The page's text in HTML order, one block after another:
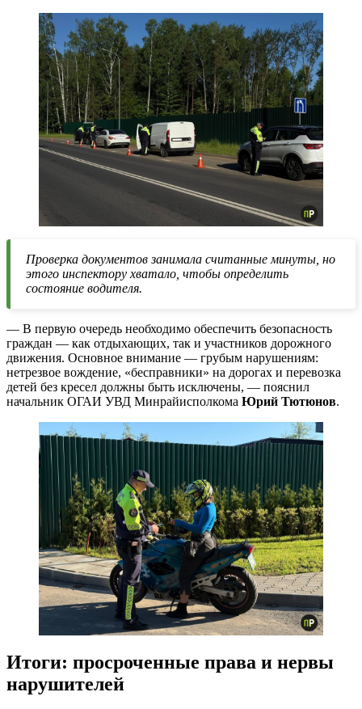
Проверка документов занимала считанные минуты, но
этого инспектору хватало, чтобы определить
состояние водителя.
— В первую очередь необходимо обеспечить безопасность
граждан — как отдыхающих, так и участников дорожного
движения. Основное внимание — грубым нарушениям:
нетрезвое вождение, «бесправники» на дорогах и перевозка
детей без кресел должны быть исключены, — пояснил
начальник ОГАИ УВД Минрайисполкома Юрий Тютюнов.
Итоги: просроченные права и нервы
нарушителей